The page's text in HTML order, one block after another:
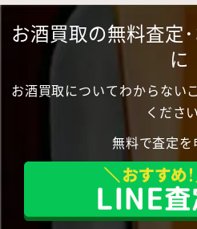
お酒買取の無料査定
に
お酒買取についてわからない
ください
無料で査定を